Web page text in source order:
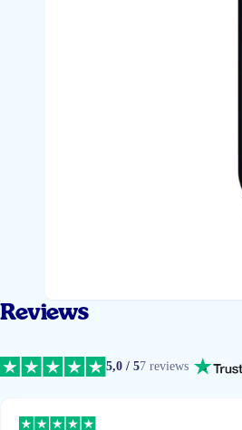
Reviews
5,0 / 57 reviews